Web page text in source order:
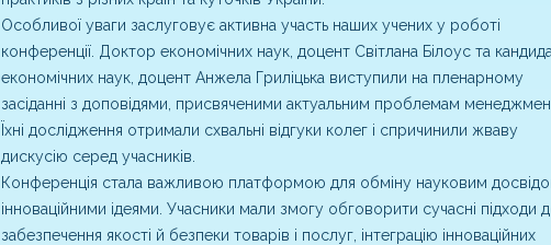
Особливої уваги заслуговує активна участь наших учених у роботі
конференції. Доктор економічних наук, доцент Світлана Білоус та
економічних наук, доцент Анжела Гриліцька виступили на пленарному
засіданні з доповідями, присвяченими актуальним проблемам
Їхні дослідження отримали схвальні відгуки колег і спричинили жваву
дискусію серед учасників.
Конференція стала важливою платформою для обміну науковим
інноваційними ідеями. Учасники мали змогу обговорити сучасні підходи
забезпечення якості й безпеки товарів і послуг, інтеграцію інноваційних